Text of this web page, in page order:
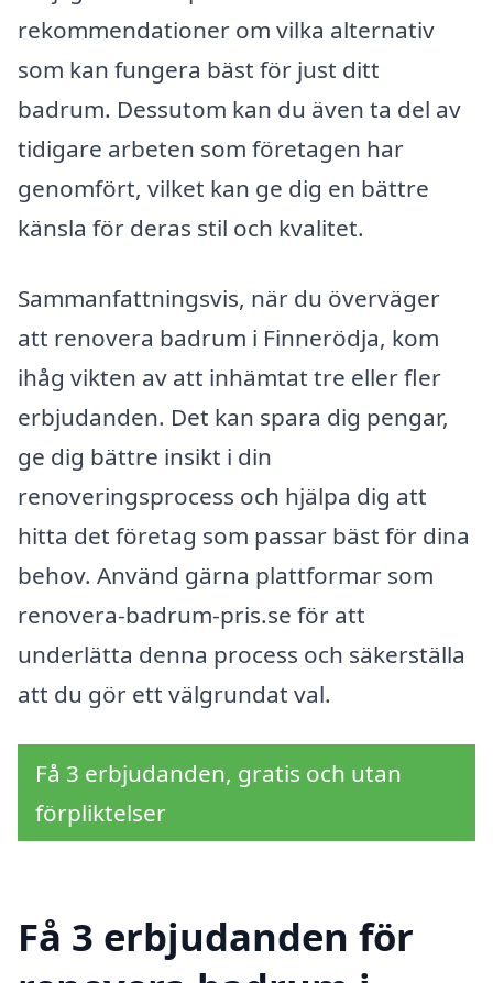
rekommendationer om vilka alternativ
som kan fungera bäst för just ditt
badrum. Dessutom kan du även ta del av
tidigare arbeten som företagen har
genomfört, vilket kan ge dig en bättre
känsla för deras stil och kvalitet.
Sammanfattningsvis, när du överväger
att renovera badrum i Finnerödja, kom
ihåg vikten av att inhämtat tre eller fler
erbjudanden. Det kan spara dig pengar,
ge dig bättre insikt i din
renoveringsprocess och hjälpa dig att
hitta det företag som passar bäst för dina
behov. Använd gärna plattformar som
renovera-badrum-pris.se för att
underlätta denna process och säkerställa
att du gör ett välgrundat val.
Få 3 erbjudanden, gratis och utan
förpliktelser
Få 3 erbjudanden för